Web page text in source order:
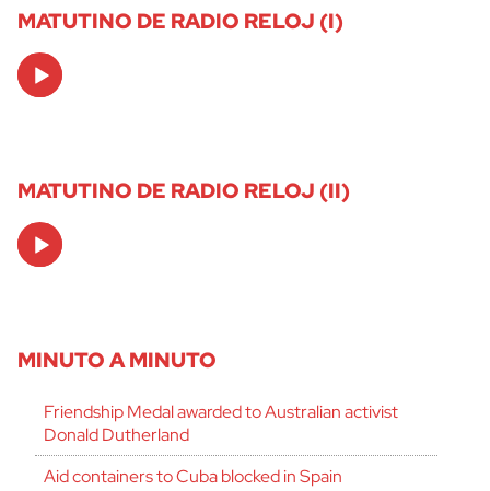
MATUTINO DE RADIO RELOJ (I)
Audio
Player
MATUTINO DE RADIO RELOJ (II)
Audio
Player
MINUTO A MINUTO
Friendship Medal awarded to Australian activist
Donald Dutherland
Aid containers to Cuba blocked in Spain